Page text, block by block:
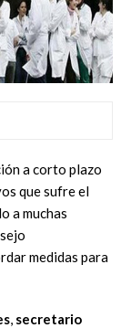
a corto plazo
que sufre el
a muchas
medidas para
, secretario